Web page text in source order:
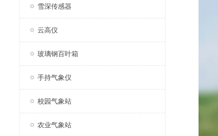
雪深传感器
云高仪
玻璃钢百叶箱
手持气象仪
校园气象站
农业气象站